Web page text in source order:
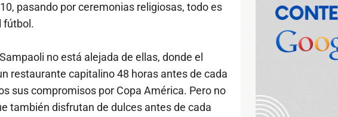
pasando por ceremonias religiosas, todo es
fútbol.
no está alejada de ellas, donde el
restaurante capitalino 48 horas antes de cada
sus compromisos por Copa América. Pero no
también disfrutan de dulces antes de cada